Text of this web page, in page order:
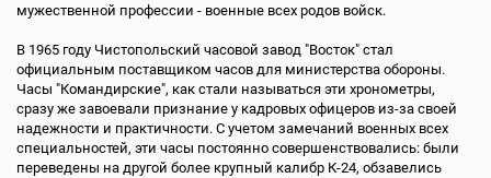
мужественной профессии - военные всех родов войск.
В 1965 году Чистопольский часовой завод "Восток" стал
официальным поставщиком часов для министерства обороны.
Часы "Командирские", как стали называться эти хронометры,
сразу же завоевали признание у кадровых офицеров из-за своей
надежности и практичности. С учетом замечаний военных всех
специальностей, эти часы постоянно совершенствовались: были
переведены на другой более крупный калибр К-24, обзавелись